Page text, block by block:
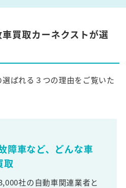
買取カーネクストが選
ばれる３つの理由をご覧いた
障車など、どんな車
取
社の自動車関連業者と